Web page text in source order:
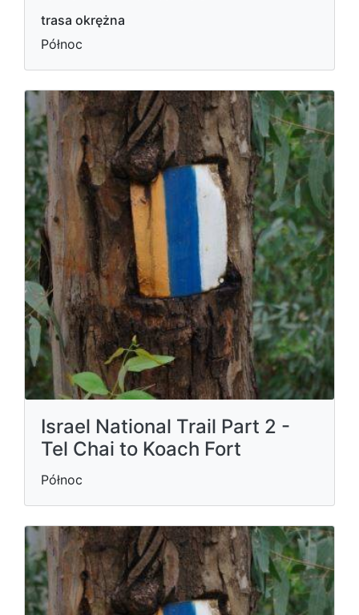
trasa okrężna
Północ
Israel National Trail Part 2 -
Tel Chai to Koach Fort
Północ